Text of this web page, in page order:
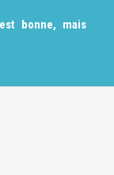
bonne, mais